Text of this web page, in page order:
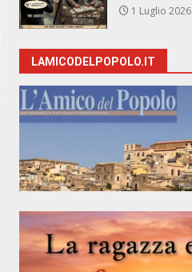
1 Luglio 2026
LAMICODELPOPOLO.IT